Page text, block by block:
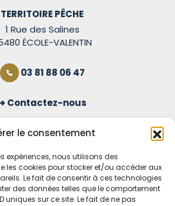
le consentement
expériences, nous utilisons des
les cookies pour stocker et/ou accéder aux
Le fait de consentir à ces technologies
des données telles que le comportement
uniques sur ce site. Le fait de ne pas
TERRITOIRE PÊCHE
1 Rue des Salines
ÉCOLE-VALENTIN
03 81 88 06 47
Contactez-nous
TOUS LES JOURS
Voir nos horaires